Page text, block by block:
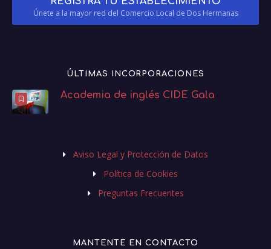
Únete a la mayor red del Comercio Local de Dos Hermanas
ÚLTIMAS INCORPORACIONES
Academia de inglés CIDE Gala
Aviso Legal y Protección de Datos
Política de Cookies
Preguntas Frecuentes
MANTENTE EN CONTACTO